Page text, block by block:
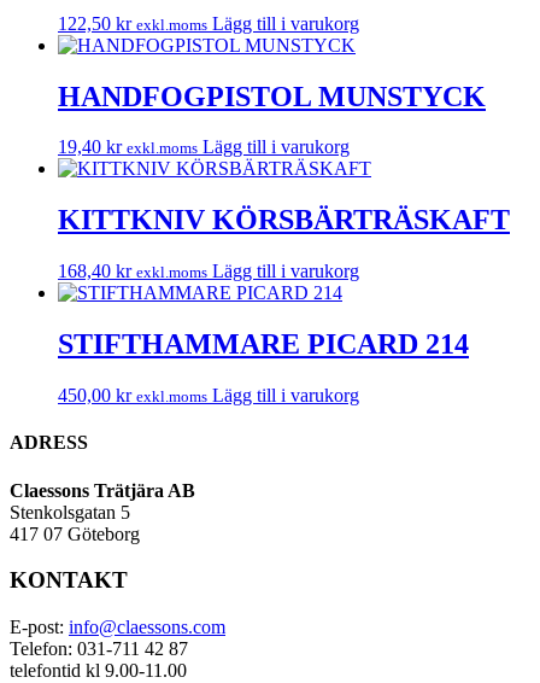
122,50 kr exkl.moms Lägg till i varukorg
HANDFOGPISTOL MUNSTYCK
19,40 kr exkl.moms Lägg till i varukorg
KITTKNIV KÖRSBÄRTRÄSKAFT
168,40 kr exkl.moms Lägg till i varukorg
STIFTHAMMARE PICARD 214
450,00 kr exkl.moms Lägg till i varukorg
ADRESS
Claessons Trätjära AB
Stenkolsgatan 5
417 07 Göteborg
KONTAKT
E-post: info@claessons.com
Telefon: 031-711 42 87
telefontid kl 9.00-11.00